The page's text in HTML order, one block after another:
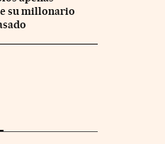
su millonario